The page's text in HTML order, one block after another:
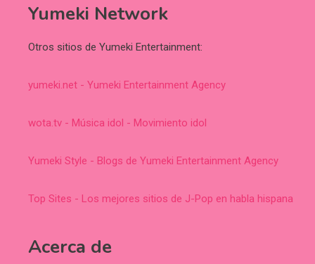
Yumeki Network
Otros sitios de Yumeki Entertainment:
yumeki.net - Yumeki Entertainment Agency
wota.tv - Música idol - Movimiento idol
Yumeki Style - Blogs de Yumeki Entertainment Agency
Top Sites - Los mejores sitios de J-Pop en habla hispana
Acerca de